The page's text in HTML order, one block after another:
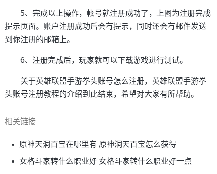
5、完成以上操作，帐号就注册成功了，上图为注册完成
提示页面。账户注册成功后会有提示，同时还会有邮件发送
到你注册的邮箱上。
6、注册完成后，玩家就可以下载游戏进行测试。
关于英雄联盟手游拳头账号怎么注册，英雄联盟手游拳
头账号注册教程的介绍到此结束，希望对大家有所帮助。
相关链接
原神天洞百宝在哪里有 原神洞天百宝怎么获得
女格斗家转什么职业好 女格斗家转什么职业好一点